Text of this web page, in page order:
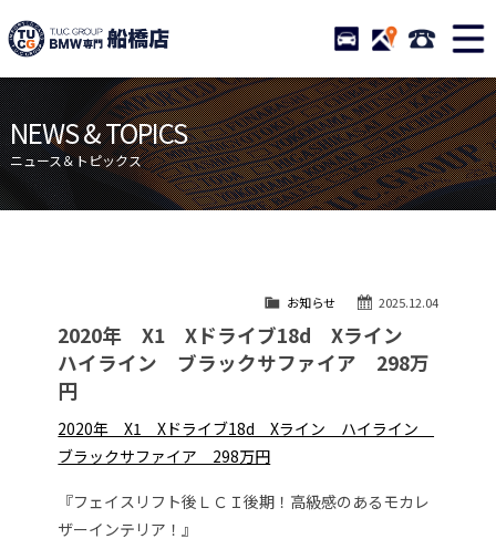
TUCグループ BMW専門 船
STOCK ACCESS 047-
ニュース
在庫リスト
目玉車両一覧
店舗紹介
保証＆サービス
アクセスマップ
自動車保険
TUCとは？
リクルート
会社概要
NEWS & TOPICS
ニュース＆トピックス
2025.12.04
お知らせ
2020年 X1 Xドライブ18d Xライン
ハイライン ブラックサファイア 298万
円
2020年 X1 Xドライブ18d Xライン ハイライン
ブラックサファイア 298万円
『フェイスリフト後ＬＣＩ後期！高級感のあるモカレ
ザーインテリア！』